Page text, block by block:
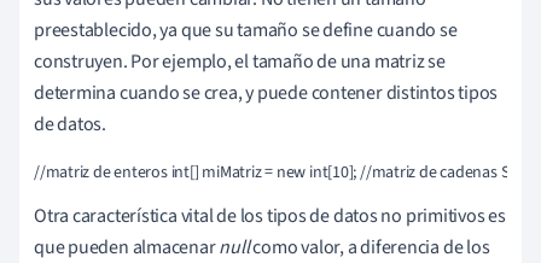
preestablecido, ya que su tamaño se define cuando se
construyen. Por ejemplo, el tamaño de una matriz se
determina cuando se crea, y puede contener distintos tipos
de datos.
//matriz de enteros int[] miMatriz = new int[10]; //matriz de cadenas
Otra característica vital de los tipos de datos no primitivos es
que pueden almacenarnullcomo valor, a diferencia de los